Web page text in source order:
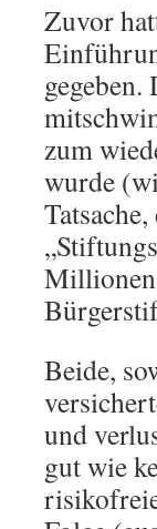
Zuvor
zum
wurde
Millionen
Beide,
und
gut wie